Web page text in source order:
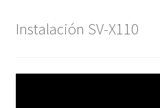
Instalación SV-X110